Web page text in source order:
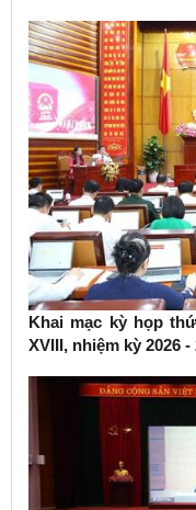
Khai mạc kỳ họp
XVIII, nhiệm kỳ 2026 -